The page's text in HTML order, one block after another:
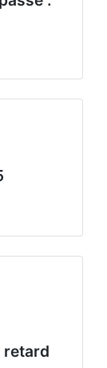
retard